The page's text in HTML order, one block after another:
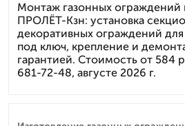
Монтаж газонных ограждений
ПРОЛЁТ-Кзн: установка
декоративных ограждений
под ключ, крепление и
гарантией. Стоимость от 584
681-72-48, августе 2026 г.